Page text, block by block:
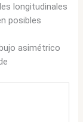
longitudinales
posibles
asimétrico